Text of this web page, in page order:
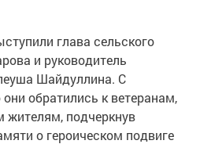
глава сельского
и руководитель
Шайдуллина. С
обратились к ветеранам,
жителям, подчеркнув
о героическом подвиге